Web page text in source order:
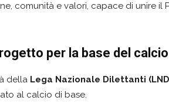
comunità e valori, capace di unire il
per la base del calcio
della Lega Nazionale Dilettanti
al calcio di base.